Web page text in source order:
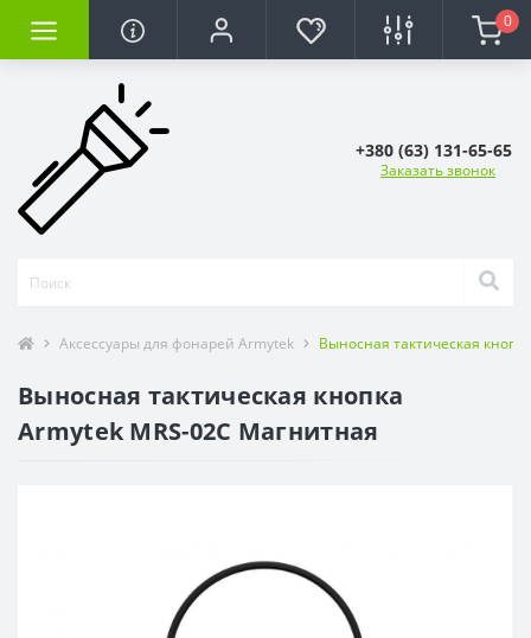
0
+380 (63) 131-65-65
Заказать звонок
Аксесcуары для фонарей Armytek Выносная тактическая
Выносная тактическая кнопка
Armytek MRS-02C Магнитная